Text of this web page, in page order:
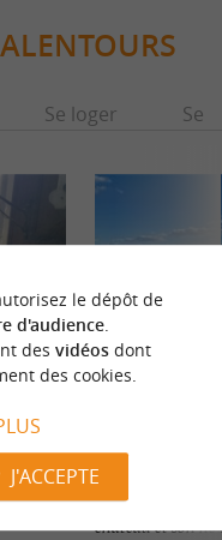
Se loger Se
Hautefort
Commune du
son patrimoine
château et son
le dépôt de
d'audience.
des vidéosdont
des cookies.
J'ACCEPTE